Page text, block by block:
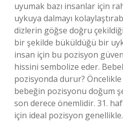
uyumak bazı insanlar için
uykuya dalmayı
dizlerin göğse doğru
bir şekilde büküldüğü bir
insan için bu pozisyon
hissini sembolize eder.
pozisyonda durur?
bebeğin pozisyonu doğum
son derece önemlidir. 31.
için ideal pozisyon